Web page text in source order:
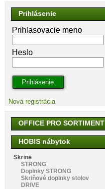
Prihlásenie
Prihlasovacie meno
Heslo
Nová registrácia
OFFICE PRO SORTIMENT
HOBIS nábytok
Skrine
STRONG
Doplnky STRONG
Skriňové doplnky stolov
DRIVE